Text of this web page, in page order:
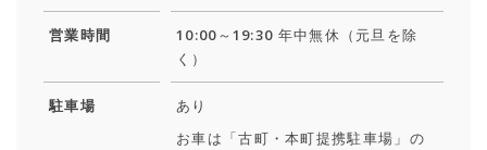
営業時間
10:00～19:30 年中無休（元旦を除
く）
駐車場
あり
お車は「古町・本町提携駐車場」の